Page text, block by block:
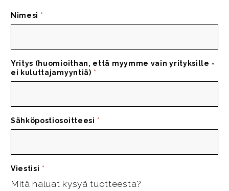
Nimesi *
Yritys (huomioithan, että myymme vain yrityksille -
ei kuluttajamyyntiä) *
Sähköpostiosoitteesi *
Viestisi *
Mitä haluat kysyä tuotteesta?